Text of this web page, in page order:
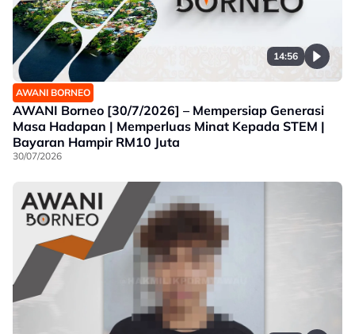
14:56
AWANI BORNEO
AWANI Borneo [30/7/2026] – Mempersiap Generasi
Masa Hadapan | Memperluas Minat Kepada STEM |
Bayaran Hampir RM10 Juta
30/07/2026